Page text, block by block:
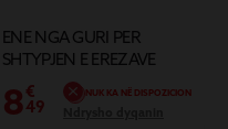
ENE NGA GURI PER
SHTYPJEN E EREZAVE
D10CM
8€
49
NUK KA NË DISPOZICION